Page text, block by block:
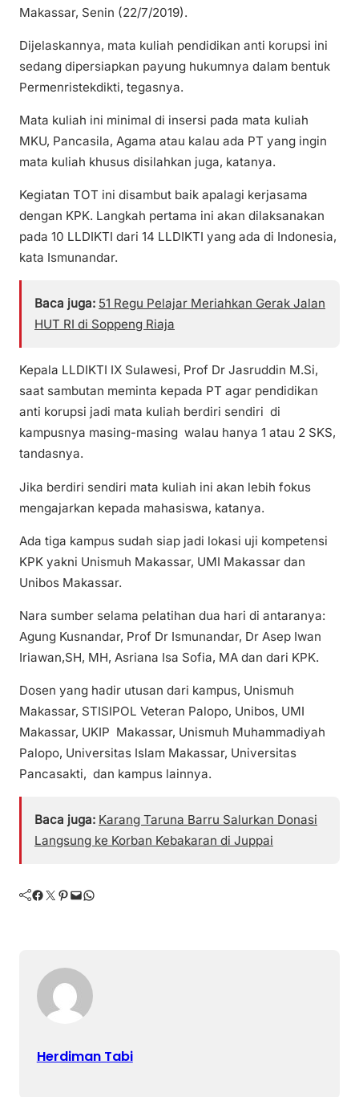
Makassar, Senin (22/7/2019).
Dijelaskannya, mata kuliah pendidikan anti korupsi ini
sedang dipersiapkan payung hukumnya dalam bentuk
Permenristekdikti, tegasnya.
Mata kuliah ini minimal di insersi pada mata kuliah
MKU, Pancasila, Agama atau kalau ada PT yang ingin
mata kuliah khusus disilahkan juga, katanya.
Kegiatan TOT ini disambut baik apalagi kerjasama
dengan KPK. Langkah pertama ini akan dilaksanakan
pada 10 LLDIKTI dari 14 LLDIKTI yang ada di Indonesia,
kata Ismunandar.
Baca juga: 51 Regu Pelajar Meriahkan Gerak Jalan
HUT RI di Soppeng Riaja
Kepala LLDIKTI IX Sulawesi, Prof Dr Jasruddin M.Si,
saat sambutan meminta kepada PT agar pendidikan
anti korupsi jadi mata kuliah berdiri sendiri di
kampusnya masing-masing walau hanya 1 atau 2 SKS,
tandasnya.
Jika berdiri sendiri mata kuliah ini akan lebih fokus
mengajarkan kepada mahasiswa, katanya.
Ada tiga kampus sudah siap jadi lokasi uji kompetensi
KPK yakni Unismuh Makassar, UMI Makassar dan
Unibos Makassar.
Nara sumber selama pelatihan dua hari di antaranya:
Agung Kusnandar, Prof Dr Ismunandar, Dr Asep Iwan
Iriawan,SH, MH, Asriana Isa Sofia, MA dan dari KPK.
Dosen yang hadir utusan dari kampus, Unismuh
Makassar, STISIPOL Veteran Palopo, Unibos, UMI
Makassar, UKIP Makassar, Unismuh Muhammadiyah
Palopo, Universitas Islam Makassar, Universitas
Pancasakti, dan kampus lainnya.
Baca juga: Karang Taruna Barru Salurkan Donasi
Langsung ke Korban Kebakaran di Juppai
Facebook Twitter Pinterest Mail WhatsApp
Herdiman Tabi